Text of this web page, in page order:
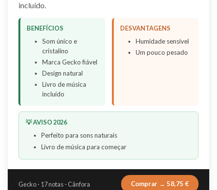
incluído.
BENEFÍCIOS
Som único e
cristalino
Marca Gecko fiável
Design natural
Livro de música
incluído
DESVANTAGENS
Humidade sensível
Um pouco pesado
💡 AVISO 2026
Perfeito para sons naturais
Livro de música para começar
Gecko - 17 notas - Cânfora Comprar → 58,75 €